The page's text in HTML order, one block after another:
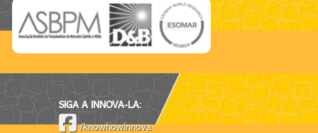
SIGA A INNOVA-LA:
/knowhowinnova